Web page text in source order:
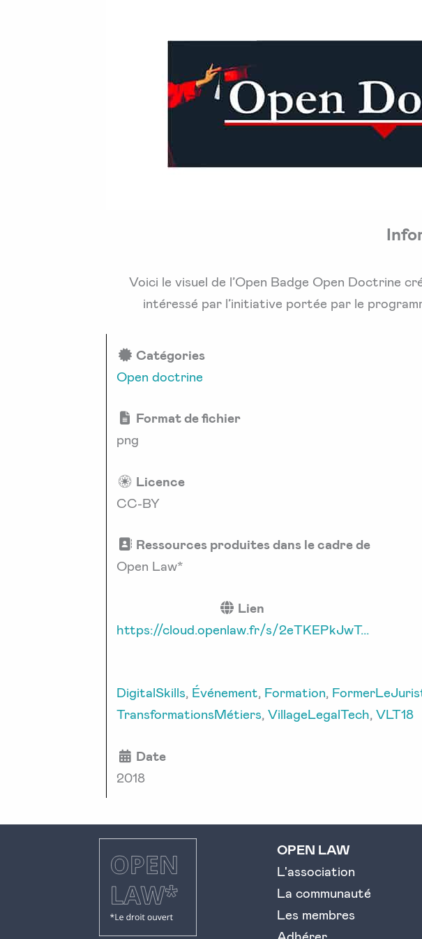
Voici le visuel de l’Open Badge Open Doctrine
intéressé par l’initiative portée par le
Catégories
Open doctrine
Format de fichier
png
Licence
CC-BY
Ressources produites dans le cadre de
Open Law*
Lien
https://cloud.openlaw.fr/s/2eTKEPkJwT...
DigitalSkills, Événement, Formation,
TransformationsMétiers, VillageLegalTech, VLT18
Date
2018
OPEN LAW
L'association
La communauté
Les membres